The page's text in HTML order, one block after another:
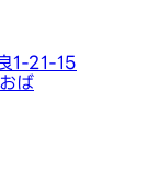
1-21-15
ば